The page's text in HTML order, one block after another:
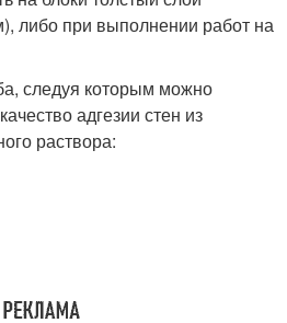
либо при выполнении работ на
следуя которым можно
адгезии стен из
раствора: